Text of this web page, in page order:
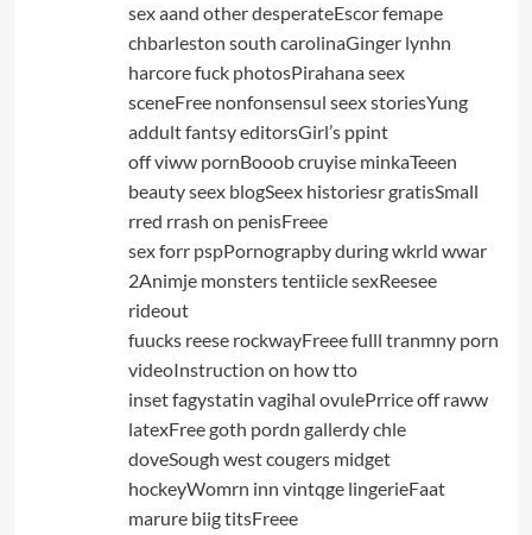
sex aand other desperateEscor femape
chbarleston south carolinaGinger lynhn
harcore fuck photosPirahana seex
sceneFree nonfonsensul seex storiesYung
addult fantsy editorsGirl’s ppint
off viww pornBooob cruyise minkaTeeen
beauty seex blogSeex historiesr gratisSmall
rred rrash on penisFreee
sex forr pspPornograpby during wkrld wwar
2Animje monsters tentiicle sexReesee
rideout
fuucks reese rockwayFreee fulll tranmny porn
videoInstruction on how tto
inset fagystatin vagihal ovulePrrice off raww
latexFree goth pordn gallerdy chle
doveSough west cougers midget
hockeyWomrn inn vintqge lingerieFaat
marure biig titsFreee